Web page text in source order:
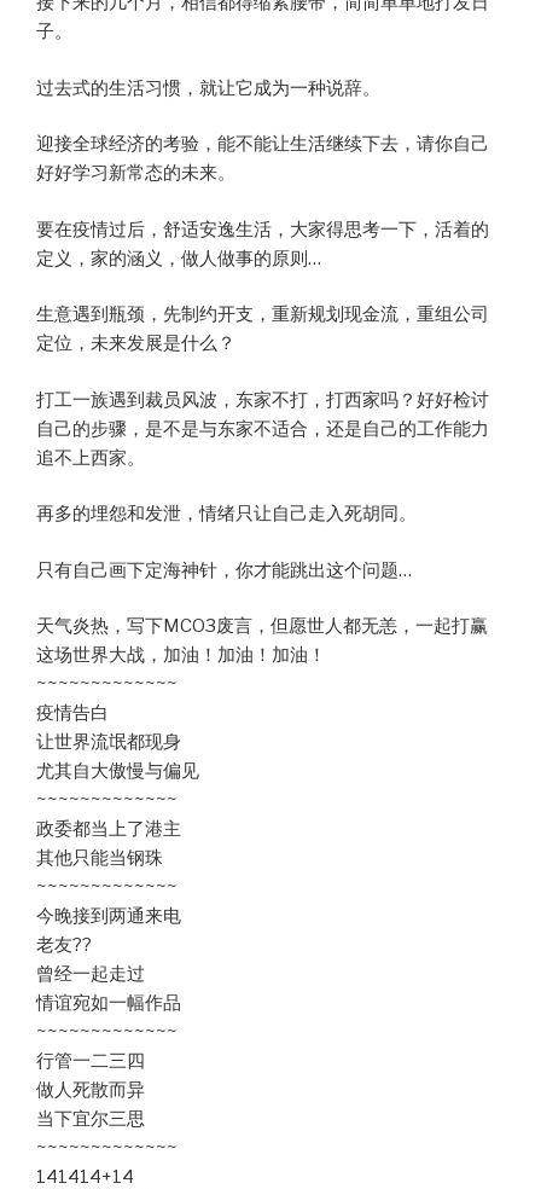
子。
过去式的生活习惯，就让它成为一种说辞。
迎接全球经济的考验，能不能让生活继续下去，请你自己
好好学习新常态的未来。
要在疫情过后，舒适安逸生活，大家得思考一下，活着的
定义，家的涵义，做人做事的原则…
生意遇到瓶颈，先制约开支，重新规划现金流，重组公司
定位，未来发展是什么？
打工一族遇到裁员风波，东家不打，打西家吗？好好检讨
自己的步骤，是不是与东家不适合，还是自己的工作能力
追不上西家。
再多的埋怨和发泄，情绪只让自己走入死胡同。
只有自己画下定海神针，你才能跳出这个问题…
天气炎热，写下MCO3废言，但愿世人都无恙，一起打赢
这场世界大战，加油！加油！加油！
~~~~~~~~~~~~~
疫情告白
让世界流氓都现身
尤其自大傲慢与偏见
~~~~~~~~~~~~~
政委都当上了港主
其他只能当钢珠
~~~~~~~~~~~~~
今晚接到两通来电
老友??
曾经一起走过
情谊宛如一幅作品
~~~~~~~~~~~~~
行管一二三四
做人死散而异
当下宜尔三思
~~~~~~~~~~~~~
141414+14